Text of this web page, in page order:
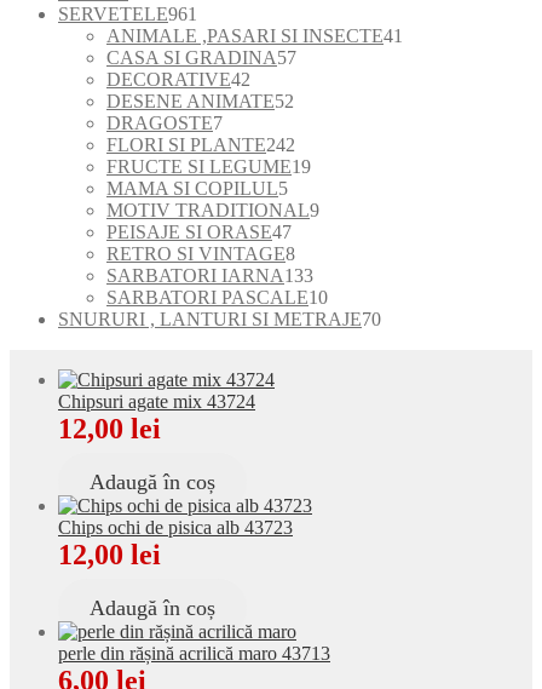
produse
SERVETELE961
de
produse
ANIMALE ,PASARI SI INSECTE41
CASA SI GRADINA5757
DECORATIVE42
de
DESENE ANIMATE52
produse
DRAGOSTE77
produse
FLORI SI PLANTE242
de
FRUCTE SI LEGUME1919
MAMA SI COPILUL55
produse
MOTIV TRADITIONAL99
PEISAJE SI ORASE4747
de
produse
RETRO SI VINTAGE88
produse
SARBATORI IARNA133133
de
produse
SARBATORI PASCALE1010
produse
SNURURI , LANTURI SI METRAJE7070
Chipsuri agate mix 43724
12,00 lei
Adaugă în coș
Chips ochi de pisica alb 43723
12,00 lei
Adaugă în coș
perle din rășină acrilică maro 43713
6,00 lei